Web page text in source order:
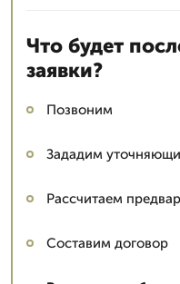
Что будет
заявки?
Позвоним
Зададим
Рассчитаем
Составим договор